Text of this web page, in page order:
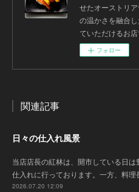
せたオーストリ
の温かさを融合
ていただけるお店
フォロー
関連記事
日々の仕入れ風景
当店店長の紅林は、開市している日は
仕入れに行っております。一方、料理
2026.07.20 12:09